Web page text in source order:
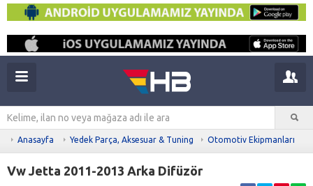
Anasayfa Yedek Parça, Aksesuar & Tuning Otomotiv Ekipmanları
Vw Jetta 2011-2013 Arka Difüzör